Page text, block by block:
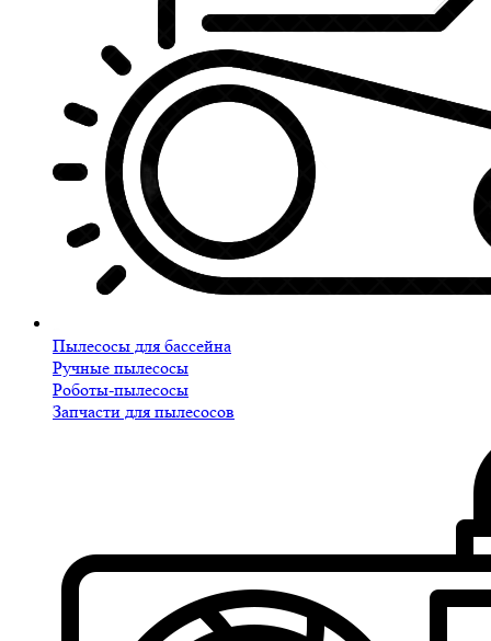
Пылесосы для бассейна
Ручные пылесосы
Роботы-пылесосы
Запчасти для пылесосов